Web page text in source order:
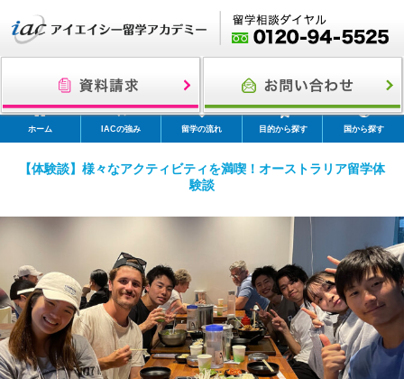
ホーム IACの強み 留学の流れ 目的から探す 国から探す
【体験談】様々なアクティビティを満喫！オーストラリア留学体
験談